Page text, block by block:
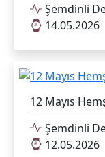
Şemdinli
14.05.2026
12 Mayıs
Şemdinli
12.05.2026